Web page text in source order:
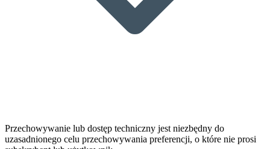
Przechowywanie lub dostęp techniczny jest niezbędny do
uzasadnionego celu przechowywania preferencji, o które nie prosi